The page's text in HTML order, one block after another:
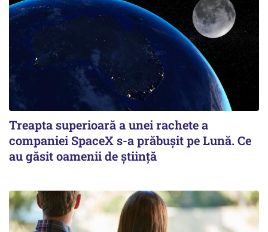
Treapta superioară a unei rachete a
companiei SpaceX s-a prăbușit pe Lună. Ce
au găsit oamenii de știință